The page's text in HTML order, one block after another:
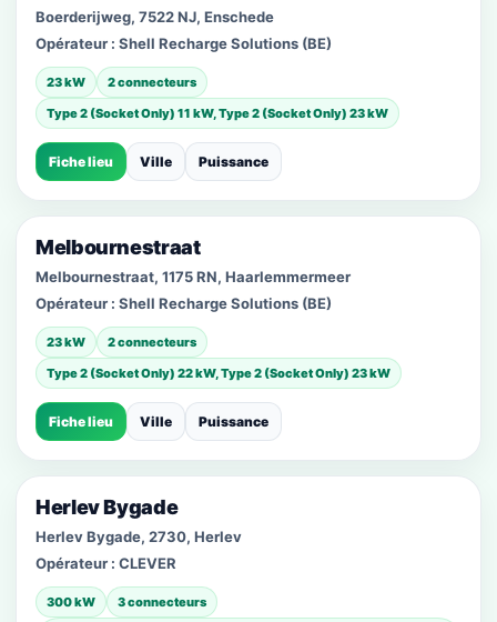
Boerderijweg, 7522 NJ, Enschede
Opérateur : Shell Recharge Solutions (BE)
23 kW
2 connecteurs
Type 2 (Socket Only) 11 kW, Type 2 (Socket Only) 23 kW
Fiche lieu Ville Puissance
Melbournestraat
Melbournestraat, 1175 RN, Haarlemmermeer
Opérateur : Shell Recharge Solutions (BE)
23 kW
2 connecteurs
Type 2 (Socket Only) 22 kW, Type 2 (Socket Only) 23 kW
Fiche lieu Ville Puissance
Herlev Bygade
Herlev Bygade, 2730, Herlev
Opérateur : CLEVER
300 kW
3 connecteurs